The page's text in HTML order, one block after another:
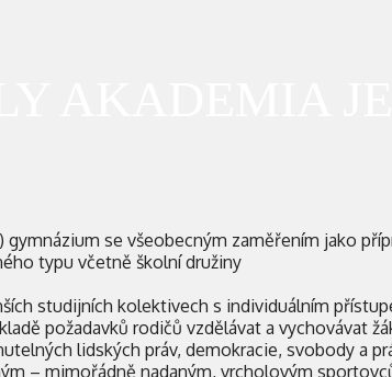
se všeobecným zaměřením jako
typu včetně školní družiny
studijních kolektivech s individuálním
požadavků rodičů vzdělávat a vychovávat
lidských práv, demokracie, svobody a
– mimořádně nadaným, vrcholovým